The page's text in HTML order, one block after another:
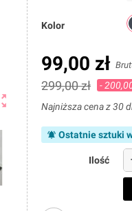
Kolor
99,00 zł
299,00 zł
-
Najniższa cena z 30
notifications_active Ostatnie sztuki
Ilość